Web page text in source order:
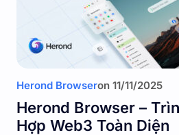
Herond Browseron 11/11/2025
Herond Browser –
Hợp Web3 Toàn Diện